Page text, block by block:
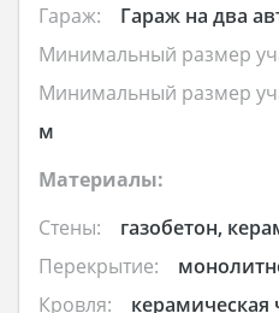
Гараж:
Гараж на два
Минимальный размер
Минимальный размер
м
Материалы:
Стены:
газобетон,
Перекрытие:
Кровля:
керамическая